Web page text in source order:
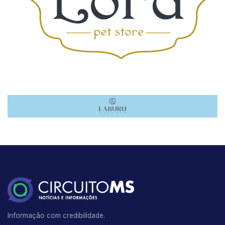
Informação com credibilidade.